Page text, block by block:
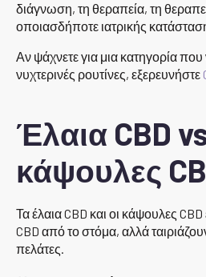
διάγνωση, τη θεραπεία, τη
οποιασδήποτε ιατρικής
Αν ψάχνετε για μια κατηγορία που
νυχτερινές ρουτίνες, εξερευνήστε
Έλαια CBD
κάψουλες
Τα έλαια CBD και οι κάψουλες
CBD από το στόμα, αλλά
πελάτες.